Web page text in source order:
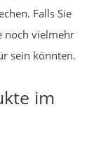
Falls Sie
noch vielmehr
sein könnten.
im